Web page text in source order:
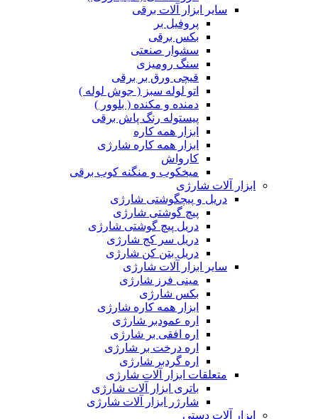
سایر ابزار آلات برقی
پروفیل بر
بکس برقی
سشوار صنعتی
سنگ رومیزی
قیچی ورق بر برقی
اتو لوله سبز ( جوش لوله )
دمنده و مکنده ( بلوور )
پیستوله رنگ پاش برقی
ابزار همه کاره
ابزار همه کاره شارژی
کارواش
میخکوب و منگنه کوب برقی
ابزار آلات شارژی
دریل و پیچگوشتی شارژی
پیچ گوشتی شارژی
دریل پیچ گوشتی شارژی
دریل سر کج شارژی
دریل بتن کن شارژی
سایر ابزار آلات شارژی
مینی فرز شارژی
بکس شارژی
ابزار همه کاره شارژی
اره عمودبر شارژی
اره افقی بر شارژی
اره درخت بر شارژی
اره گردبر شارژی
متعلقات ابزار آلات شارژی
باتری ابزار آلات شارژی
شارژر ابزار آلات شارژی
ابزار آلات دستی